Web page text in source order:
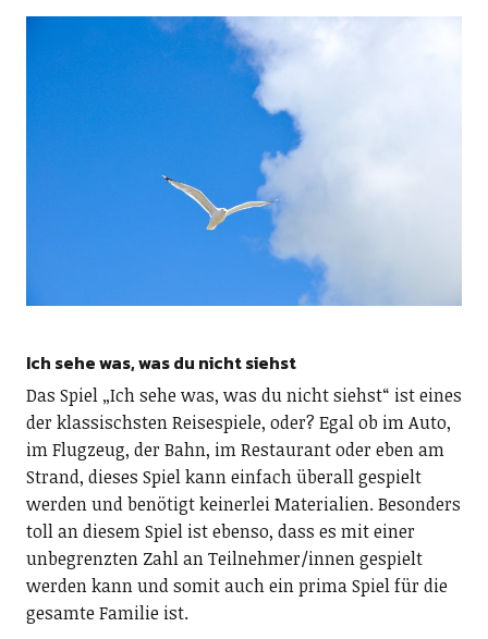
Ich sehe was, was du nicht siehst
Das Spiel „Ich sehe was, was du nicht siehst“ ist eines
der klassischsten Reisespiele, oder? Egal ob im Auto,
im Flugzeug, der Bahn, im Restaurant oder eben am
Strand, dieses Spiel kann einfach überall gespielt
werden und benötigt keinerlei Materialien. Besonders
toll an diesem Spiel ist ebenso, dass es mit einer
unbegrenzten Zahl an Teilnehmer/innen gespielt
werden kann und somit auch ein prima Spiel für die
gesamte Familie ist.